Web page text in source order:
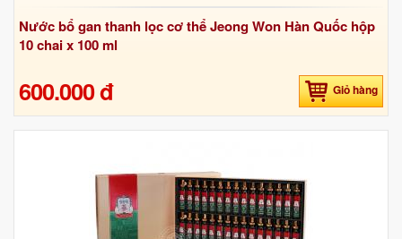
Nước bổ gan thanh lọc cơ thể Jeong Won Hàn Quốc hộp
10 chai x 100 ml
600.000 đ Giỏ hàng